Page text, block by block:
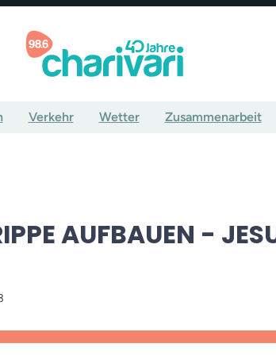
Verkehr Wetter Zusammenarbeit
AUFBAUEN -